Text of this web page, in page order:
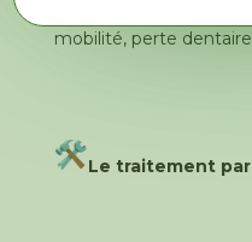
mobilité, perte
Le traitement